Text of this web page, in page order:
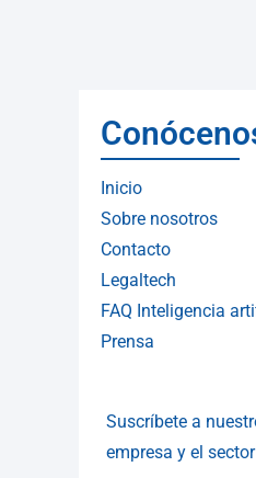
Inicio
Sobre nosotros
Contacto
Legaltech
FAQ Inteligencia
Prensa
Suscríbete a
empresa y el